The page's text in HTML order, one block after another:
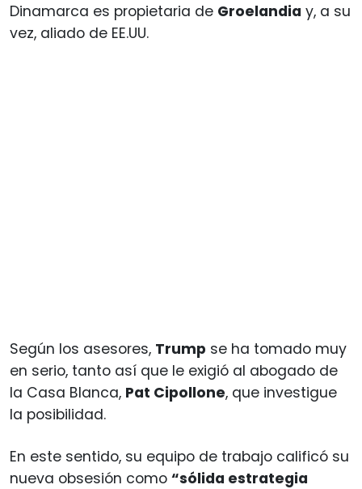
Dinamarca es propietaria de Groelandia y, a su
vez, aliado de EE.UU.
Según los asesores, Trump se ha tomado muy
en serio, tanto así que le exigió al abogado de
la Casa Blanca, Pat Cipollone, que investigue
la posibilidad.
En este sentido, su equipo de trabajo calificó su
nueva obsesión como “sólida estrategia